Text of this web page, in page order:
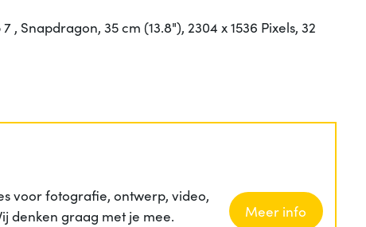
, Snapdragon, 35 cm (13.8"), 2304 x 1536 Pixels, 32
voor fotografie, ontwerp, video,
denken graag met je mee.
Meer info